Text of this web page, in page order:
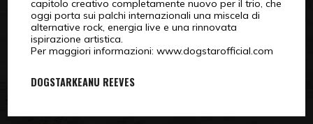
capitolo creativo completamente nuovo per il trio, che
oggi porta sui palchi internazionali una miscela di
alternative rock, energia live e una rinnovata
ispirazione artistica.
Per maggiori informazioni: www.dogstarofficial.com
DOGSTARKEANU REEVES